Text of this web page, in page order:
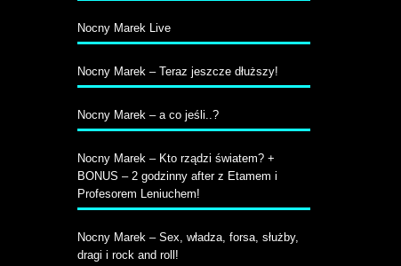
Nocny Marek Live
Nocny Marek – Teraz jeszcze dłuższy!
Nocny Marek – a co jeśli..?
Nocny Marek – Kto rządzi światem? +
BONUS – 2 godzinny after z Etamem i
Profesorem Leniuchem!
Nocny Marek – Sex, władza, forsa, służby,
dragi i rock and roll!